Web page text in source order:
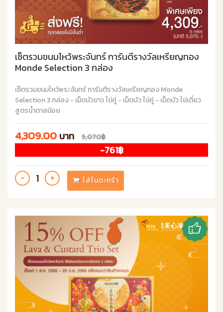
เซ็ตรวมขนมไหว้พระจันทร์ การันตีรางวัลเหรียญทอง
Monde Selection 3 กล่อง
เซ็ตรวมขนมไหว้พระจันทร์ การันตีรางวัลเหรียญทอง Monde
Selection 3 กล่อง - เม็ดบัวขาว ไข่คู่ - เม็ดบัว ไข่คู่ - เม็ดบัว ไข่เดี่ยว
สูตรน้ำตาลน้อย
4,309.00 บาท 5,070฿
-761฿
ใส่ในตะกร้า